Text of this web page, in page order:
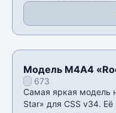
Модель M4A4
673
Самая яркая модель
Star» для CSS v34.